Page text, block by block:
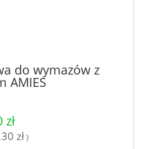
do wymazów z
AMIES
zł
zł)